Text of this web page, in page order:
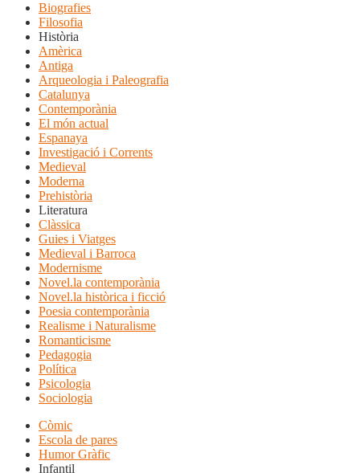
Biografies
Filosofia
Història
Amèrica
Antiga
Arqueologia i Paleografia
Catalunya
Contemporània
El món actual
Espanaya
Investigació i Corrents
Medieval
Moderna
Prehistòria
Literatura
Clàssica
Guies i Viatges
Medieval i Barroca
Modernisme
Novel.la contemporània
Novel.la històrica i ficció
Poesia contemporània
Realisme i Naturalisme
Romanticisme
Pedagogia
Política
Psicologia
Sociologia
Còmic
Escola de pares
Humor Gràfic
Infantil